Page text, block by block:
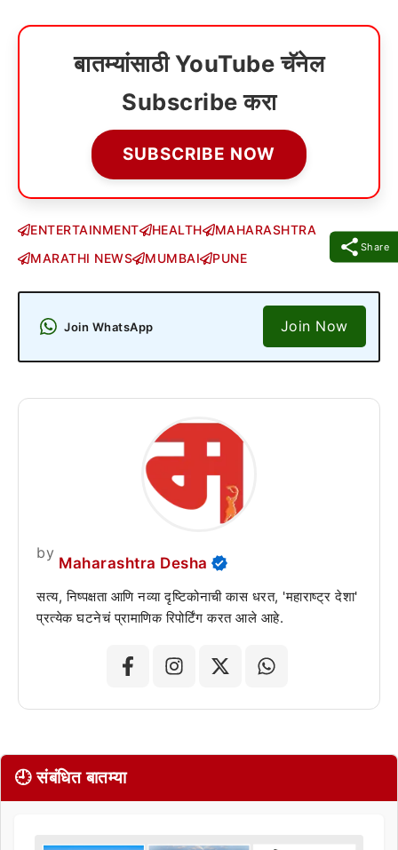
Share
बातम्यांसाठी YouTube चॅनेल
Subscribe करा
SUBSCRIBE NOW
ENTERTAINMENT HEALTH
MAHARASHTRA
MARATHI NEWS
MUMBAI PUNE
Join WhatsApp Join Now
by
Maharashtra Desha
सत्य, निष्पक्षता आणि नव्या दृष्टिकोनाची कास धरत, 'महाराष्ट्र देशा'
प्रत्येक घटनेचं प्रामाणिक रिपोर्टिंग करत आले आहे.
🕘 संबंधित बातम्या